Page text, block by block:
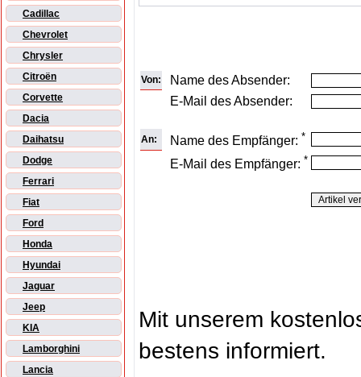
Cadillac
Chevrolet
Chrysler
Citroën
Corvette
Dacia
Daihatsu
Dodge
Ferrari
Fiat
Ford
Honda
Hyundai
Jaguar
Jeep
KIA
Lamborghini
Lancia
Von:
Name des Absender:
E-Mail des Absender:
An: Name des Empfänger: *
E-Mail des Empfänger: *
Mit unserem
bestens informiert.